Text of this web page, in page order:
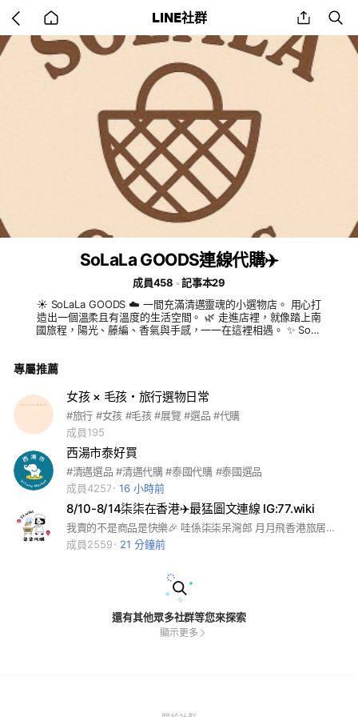
back
to
home
LINE社群 share
SoLaLa GOODS連線代購✈️
成員458
記事本29
☀️ SoLaLa GOODS ☁️ 一間充滿清邁靈魂的小選物店。 用心打
造出一個溫柔且有溫度的生活空間。 🌿 走進店裡，就像踏上南
國旅程，陽光、藤編、香氣與手感，一一在這裡相遇。 ✨ SoLa
專屬推薦
女孩 × 毛孩・旅行選物日常
#旅行 #女孩 #毛孩 #展覽 #選品 #代購
成員195
西湯市泰好買
#清邁選品 #清邁代購 #泰國代購 #泰國選品
成員4257
16 小時前
8/10-8/14柒柒在香港✈️最猛圖文連線 IG:77.wiki
我賣的不是商品是快樂🎉 哇係柒柒呆灣郎 月月飛香港旅居在清邁偶爾在台灣 這裡不是你們想的跟風代購團 #正生銀飾 #黃大仙 #打小人 #香港代購 #泰國代購 #市集連線 #泰國Pony
成員2559
21 分鐘前
還有其他眾多社群等您來探索
顯示更多